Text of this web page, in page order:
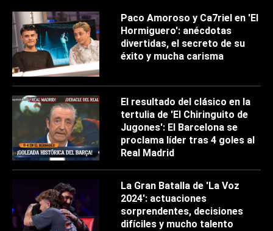
Paco Amoroso y Ca7riel en 'El
Hormiguero': anécdotas
divertidas, el secreto de su
éxito y mucha carisma
El resultado del clásico en la
tertulia de 'El Chiringuito de
Jugones': El Barcelona se
proclama líder tras 4 goles al
Real Madrid
La Gran Batalla de 'La Voz
2024': actuaciones
sorprendentes, decisiones
difíciles y mucho talento